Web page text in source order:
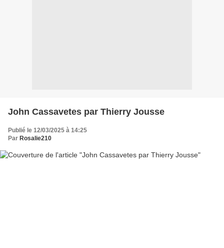
John Cassavetes par Thierry Jousse
Publié le 12/03/2025 à 14:25
Par Rosalie210